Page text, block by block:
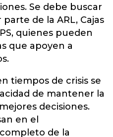
Se debe buscar
de la ARL, Cajas
quienes pueden
que apoyen a
tiempos de crisis se
de mantener la
decisiones.
en el
de la